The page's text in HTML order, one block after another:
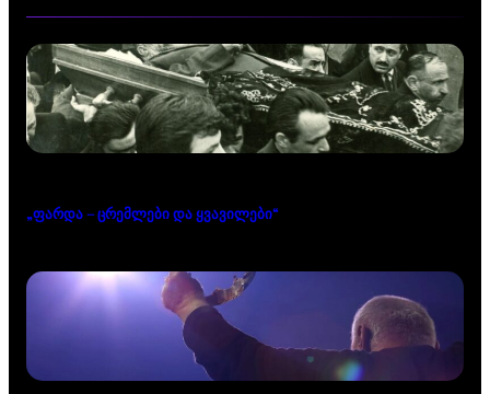
„ფარდა – ცრემლები და ყვავილები“